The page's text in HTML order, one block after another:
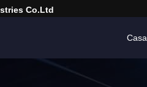
Co.ltd
Casa.